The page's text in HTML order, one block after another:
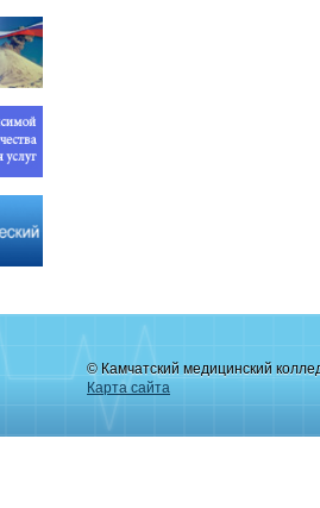
© Камчатский медицинский
Карта сайта